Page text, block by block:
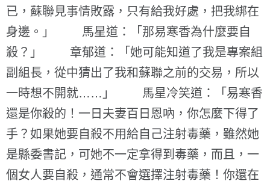
已，蘇聯見事情敗露，只有給我好處，把我綁在
身邊。」 馬星道：「那易寒香為什麼要自
殺？」 章郁道：「她可能知道了我是專案組
副組長，從中猜出了我和蘇聯之前的交易，所以
一時想不開就……」 馬星冷笑道：「易寒香
還是你殺的！一日夫妻百日恩吶，你怎麼下得了
手？如果她要自殺不用給自己注射毒藥，雖然她
是縣委書記，可她不一定拿得到毒藥，而且，一
個女人要自殺，通常不會選擇注射毒藥！你還在